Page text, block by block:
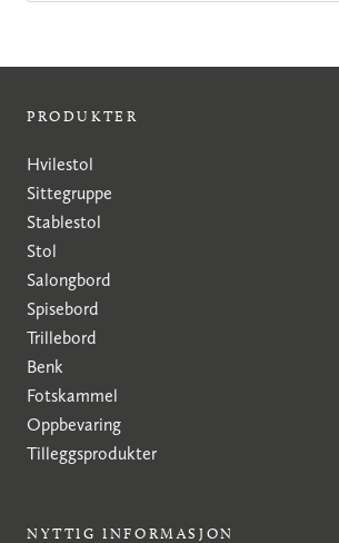
PRODUKTER
Hvilestol
Sittegruppe
Stablestol
Stol
Salongbord
Spisebord
Trillebord
Benk
Fotskammel
Oppbevaring
Tilleggsprodukter
NYTTIG INFORMASJON